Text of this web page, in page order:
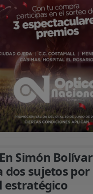
Simón
dos sujetos
estratégico